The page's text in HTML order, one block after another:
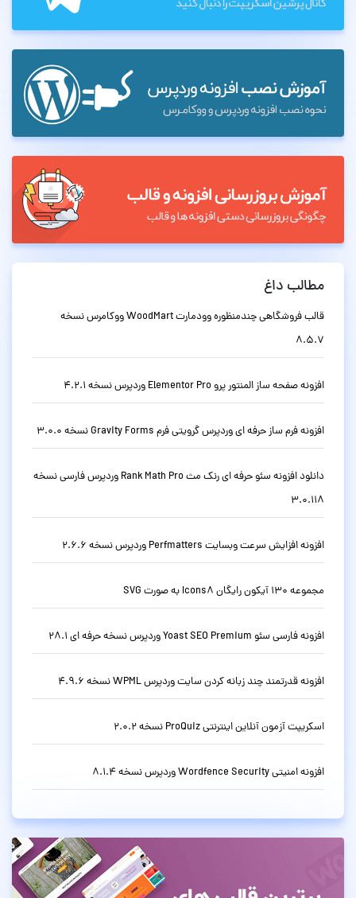
مطالب داغ
قالب فروشگاهی چندمنظوره وودمارت WoodMart ووکامرس نسخه
8.5.7
افزونه صفحه ساز المنتور پرو Elementor Pro وردپرس نسخه 4.2.1
افزونه فرم ساز حرفه ای وردپرس گرویتی فرم Gravity Forms نسخه 3.0.0
دانلود افزونه سئو حرفه ای رنک مث Rank Math Pro وردپرس فارسی نسخه
3.0.118
افزونه افزایش سرعت وبسایت Perfmatters وردپرس نسخه 2.6.6
مجموعه 130 آیکون رایگان Icons8 به صورت SVG
افزونه فارسی سئو Yoast SEO Premium وردپرس نسخه حرفه ای 28.1
افزونه قدرتمند چند زبانه کردن سایت وردپرس WPML نسخه 4.9.6
اسکریپت آزمون آنلاین اینترنتی ProQuiz نسخه 2.0.2
افزونه امنیتی Wordfence Security وردپرس نسخه 8.1.4